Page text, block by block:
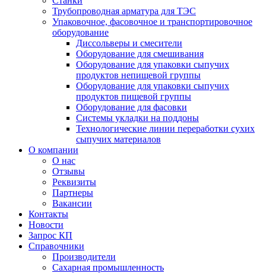
Трубопроводная арматура для ТЭС
Упаковочное, фасовочное и транспортировочное
оборудование
Диссольверы и смесители
Оборудование для смешивания
Оборудование для упаковки сыпучих
продуктов непищевой группы
Оборудование для упаковки сыпучих
продуктов пищевой группы
Оборудование для фасовки
Системы укладки на поддоны
Технологические линии переработки сухих
сыпучих материалов
О компании
О нас
Отзывы
Реквизиты
Партнеры
Вакансии
Контакты
Новости
Запрос КП
Справочники
Производители
Сахарная промышленность